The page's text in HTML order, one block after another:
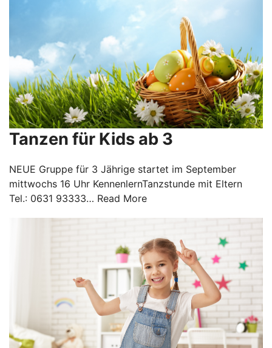
Tanzen für Kids ab 3
NEUE Gruppe für 3 Jährige startet im September
mittwochs 16 Uhr KennenlernTanzstunde mit Eltern
Tel.: 0631 93333… Read More